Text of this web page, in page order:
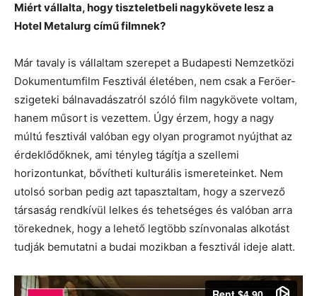
Miért vállalta, hogy tiszteletbeli nagykövete lesz a
Hotel Metalurg című filmnek?
Már tavaly is vállaltam szerepet a Budapesti Nemzetközi
Dokumentumfilm Fesztivál életében, nem csak a Feröer-
szigeteki bálnavadászatról szóló film nagykövete voltam,
hanem műsort is vezettem. Úgy érzem, hogy a nagy
múltú fesztivál valóban egy olyan programot nyújthat az
érdeklődőknek, ami tényleg tágítja a szellemi
horizontunkat, bővítheti kulturális ismereteinket. Nem
utolsó sorban pedig azt tapasztaltam, hogy a szervező
társaság rendkívül lelkes és tehetséges és valóban arra
törekednek, hogy a lehető legtöbb színvonalas alkotást
tudják bemutatni a budai mozikban a fesztivál ideje alatt.